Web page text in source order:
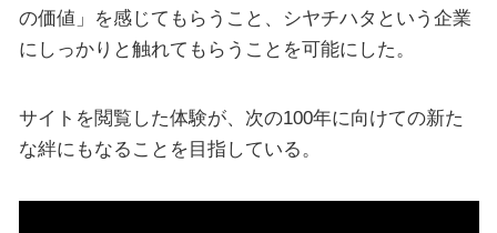
の価値」を感じてもらうこと、シヤチハタという企業
にしっかりと触れてもらうことを可能にした。
サイトを閲覧した体験が、次の100年に向けての新た
な絆にもなることを目指している。